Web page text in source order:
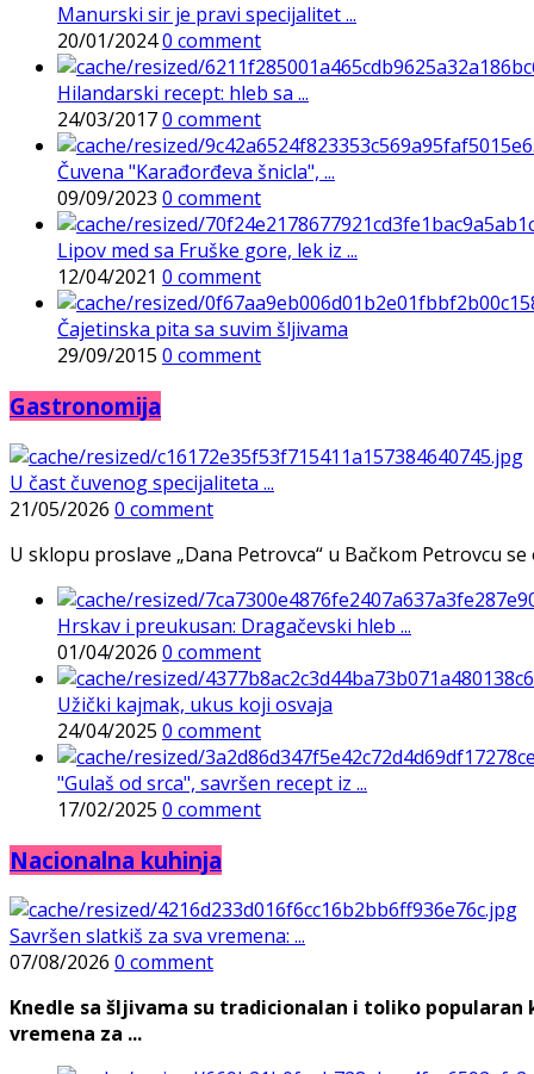
Manurski sir je pravi specijalitet ...
20/01/20240 comment
Hilandarski recept: hleb sa ...
24/03/20170 comment
Čuvena "Karađorđeva šnicla", ...
09/09/2023 0 comment
Lipov med sa Fruške gore, lek iz ...
12/04/2021 0 comment
Čajetinska pita sa suvim šljivama
29/09/2015 0 comment
Gastronomija
U čast čuvenog specijaliteta ...
21/05/2026 0 comment
U sklopu proslave „Dana Petrovca“ u Bačkom Petrovcu
Hrskav i preukusan: Dragačevski hleb ...
01/04/2026 0 comment
Užički kajmak, ukus koji osvaja
24/04/2025 0 comment
"Gulaš od srca", savršen recept iz ...
17/02/2025 0 comment
Nacionalna kuhinja
Savršen slatkiš za sva vremena: ...
07/08/2026 0 comment
Knedle sa šljivama su tradicionalan i toliko
vremena za ...